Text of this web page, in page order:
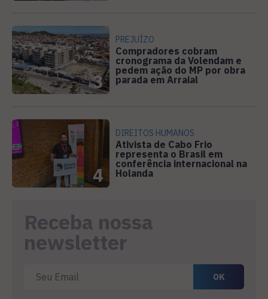
3
PREJUÍZO
Compradores cobram
cronograma da Volendam e
pedem ação do MP por obra
parada em Arraial
4
DIREITOS HUMANOS
Ativista de Cabo Frio
representa o Brasil em
conferência internacional na
Holanda
Receba nossa
newsletter